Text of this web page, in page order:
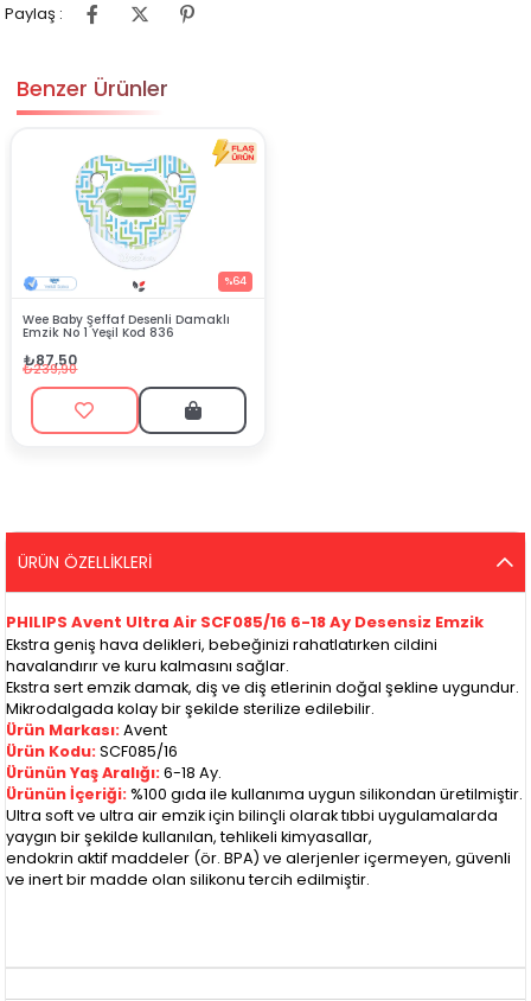
Paylaş :
Benzer Ürünler
%64
Wee Baby Şeffaf Desenli Damaklı
Emzik No 1 Yeşil Kod 836
₺87,50
₺239,90
ÜRÜN ÖZELLIKLERI
PHILIPS Avent Ultra Air SCF085/16 6-18 Ay Desensiz Emzik
Ekstra geniş hava delikleri, bebeğinizi rahatlatırken cildini
havalandırır ve kuru kalmasını sağlar.
Ekstra sert emzik damak, diş ve diş etlerinin doğal şekline uygundur.
Mikrodalgada kolay bir şekilde sterilize edilebilir.
Ürün Markası: Avent
Ürün Kodu: SCF085/16
Ürünün Yaş Aralığı: 6-18 Ay.
Ürünün İçeriği:%100 gıda ile kullanıma uygun silikondan üretilmiştir.
Ultra soft ve ultra air emzik için bilinçli olarak tıbbi uygulamalarda
yaygın bir şekilde kullanılan, tehlikeli kimyasallar,
endokrin aktif maddeler (ör. BPA) ve alerjenler içermeyen, güvenli
ve inert bir madde olan silikonu tercih edilmiştir.